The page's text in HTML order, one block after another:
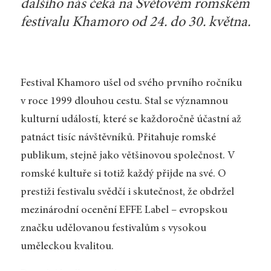
dalšího nás čeká na Světovém romském
festivalu Khamoro od 24. do 30. května.
Festival Khamoro ušel od svého prvního ročníku
v roce 1999 dlouhou cestu. Stal se významnou
kulturní událostí, které se každoročně účastní až
patnáct tisíc návštěvníků. Přitahuje romské
publikum, stejně jako většinovou společnost. V
romské kultuře si totiž každý přijde na své. O
prestiži festivalu svědčí i skutečnost, že obdržel
mezinárodní ocenění EFFE Label – evropskou
značku udělovanou festivalům s vysokou
uměleckou kvalitou.